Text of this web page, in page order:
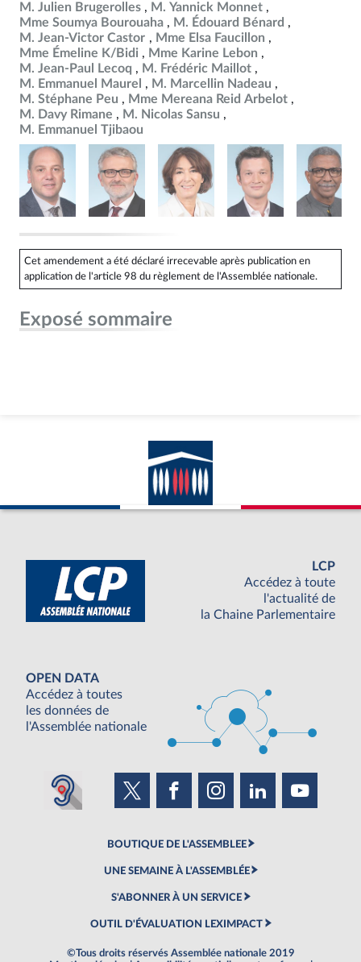
M. Julien Brugerolles
M. Yannick Monnet
Mme Soumya Bourouaha
M. Édouard Bénard
M. Jean-Victor Castor
Mme Elsa Faucillon
Mme Émeline K/Bidi
Mme Karine Lebon
M. Jean-Paul Lecoq
M. Frédéric Maillot
M. Emmanuel Maurel
M. Marcellin Nadeau
M. Stéphane Peu
Mme Mereana Reid Arbelot
M. Davy Rimane
M. Nicolas Sansu
M. Emmanuel Tjibaou
Cet amendement a été déclaré irrecevable après publication en
application de l'article 98 du règlement de l'Assemblée nationale.
Exposé sommaire
LCP
Accédez à toute
l'actualité de
la Chaine Parlementaire
OPEN DATA
Accédez à toutes
les données de
l'Assemblée nationale
BOUTIQUE DE L'ASSEMBLEE
UNE SEMAINE À L'ASSEMBLÉE
S'ABONNER À UN SERVICE
OUTIL D'ÉVALUATION LEXIMPACT
©Tous droits réservés Assemblée nationale 2019